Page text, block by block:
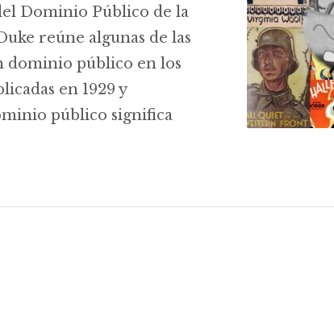
Dominio Público de la
reúne algunas de las
dominio público en los
en 1929 y
público significa
público en Estados Unidos en este 2025?